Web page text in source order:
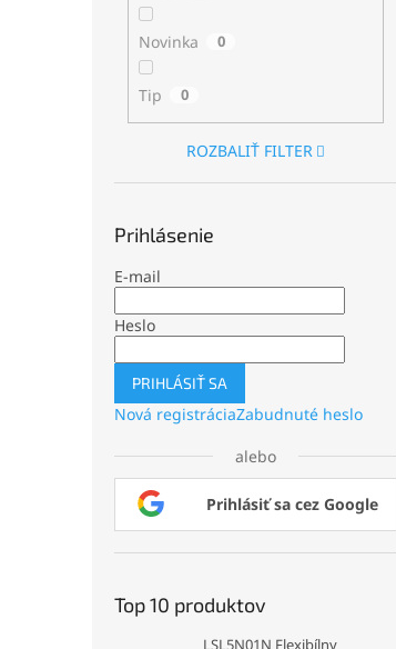
Novinka 0
Tip 0
ROZBALIŤ FILTER
Prihlásenie
E-mail
Heslo
PRIHLÁSIŤ SA
Nová registráciaZabudnuté heslo
alebo
Prihlásiť sa cez Google
Top 10 produktov
LSL5N01N Flexibílny